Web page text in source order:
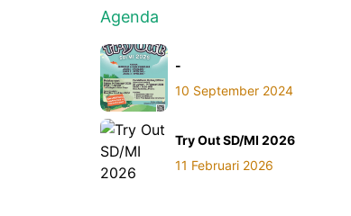
Agenda
-
10 September 2024
Try Out SD/MI 2026
11 Februari 2026